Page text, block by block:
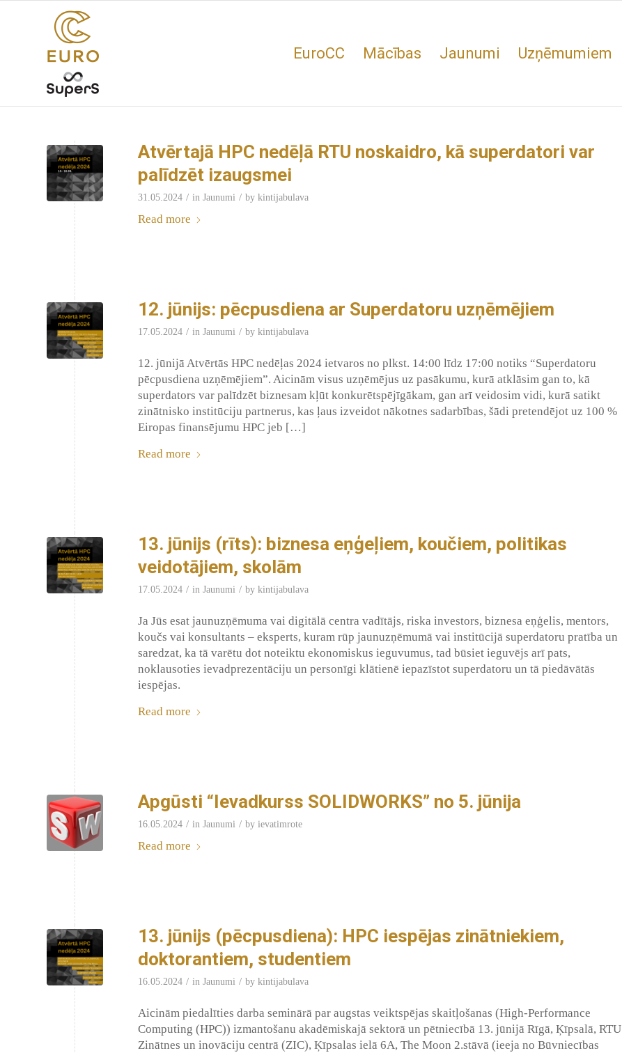
EuroCC Mācības Jaunumi Uzņēmumiem
Atvērtajā HPC nedēļā RTU noskaidro, kā superdatori var
palīdzēt izaugsmei
31.05.2024 / in Jaunumi / by kintijabulava
Read more
12. jūnijs: pēcpusdiena ar Superdatoru uzņēmējiem
17.05.2024 / in Jaunumi / by kintijabulava
12. jūnijā Atvērtās HPC nedēļas 2024 ietvaros no plkst. 14:00 līdz 17:00 notiks “Superdatoru
pēcpusdiena uzņēmējiem”. Aicinām visus uzņēmējus uz pasākumu, kurā atklāsim gan to, kā
superdators var palīdzēt biznesam kļūt konkurētspējīgākam, gan arī veidosim vidi, kurā satikt
zinātnisko institūciju partnerus, kas ļaus izveidot nākotnes sadarbības, šādi pretendējot uz 100 %
Eiropas finansējumu HPC jeb […]
Read more
13. jūnijs (rīts): biznesa eņģeļiem, koučiem, politikas
veidotājiem, skolām
17.05.2024 / in Jaunumi / by kintijabulava
Ja Jūs esat jaunuzņēmuma vai digitālā centra vadītājs, riska investors, biznesa eņģelis, mentors,
koučs vai konsultants – eksperts, kuram rūp jaunuzņēmumā vai institūcijā superdatoru pratība un
saredzat, ka tā varētu dot noteiktu ekonomiskus ieguvumus, tad būsiet ieguvējs arī pats,
noklausoties ievadprezentāciju un personīgi klātienē iepazīstot superdatoru un tā piedāvātās
iespējas.
Read more
Apgūsti “Ievadkurss SOLIDWORKS” no 5. jūnija
16.05.2024 / in Jaunumi / by ievatimrote
Read more
13. jūnijs (pēcpusdiena): HPC iespējas zinātniekiem,
doktorantiem, studentiem
16.05.2024 / in Jaunumi / by kintijabulava
Aicinām piedalīties darba seminārā par augstas veiktspējas skaitļošanas (High-Performance
Computing (HPC)) izmantošanu akadēmiskajā sektorā un pētniecībā 13. jūnijā Rīgā, Ķīpsalā, RTU
Zinātnes un inovāciju centrā (ZIC), Ķīpsalas ielā 6A, The Moon 2.stāvā (ieeja no Būvniecības